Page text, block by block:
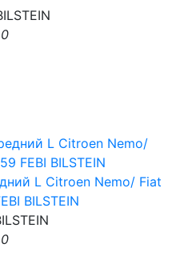
0
L Citroen Nemo/ Fiat
BILSTEIN
0